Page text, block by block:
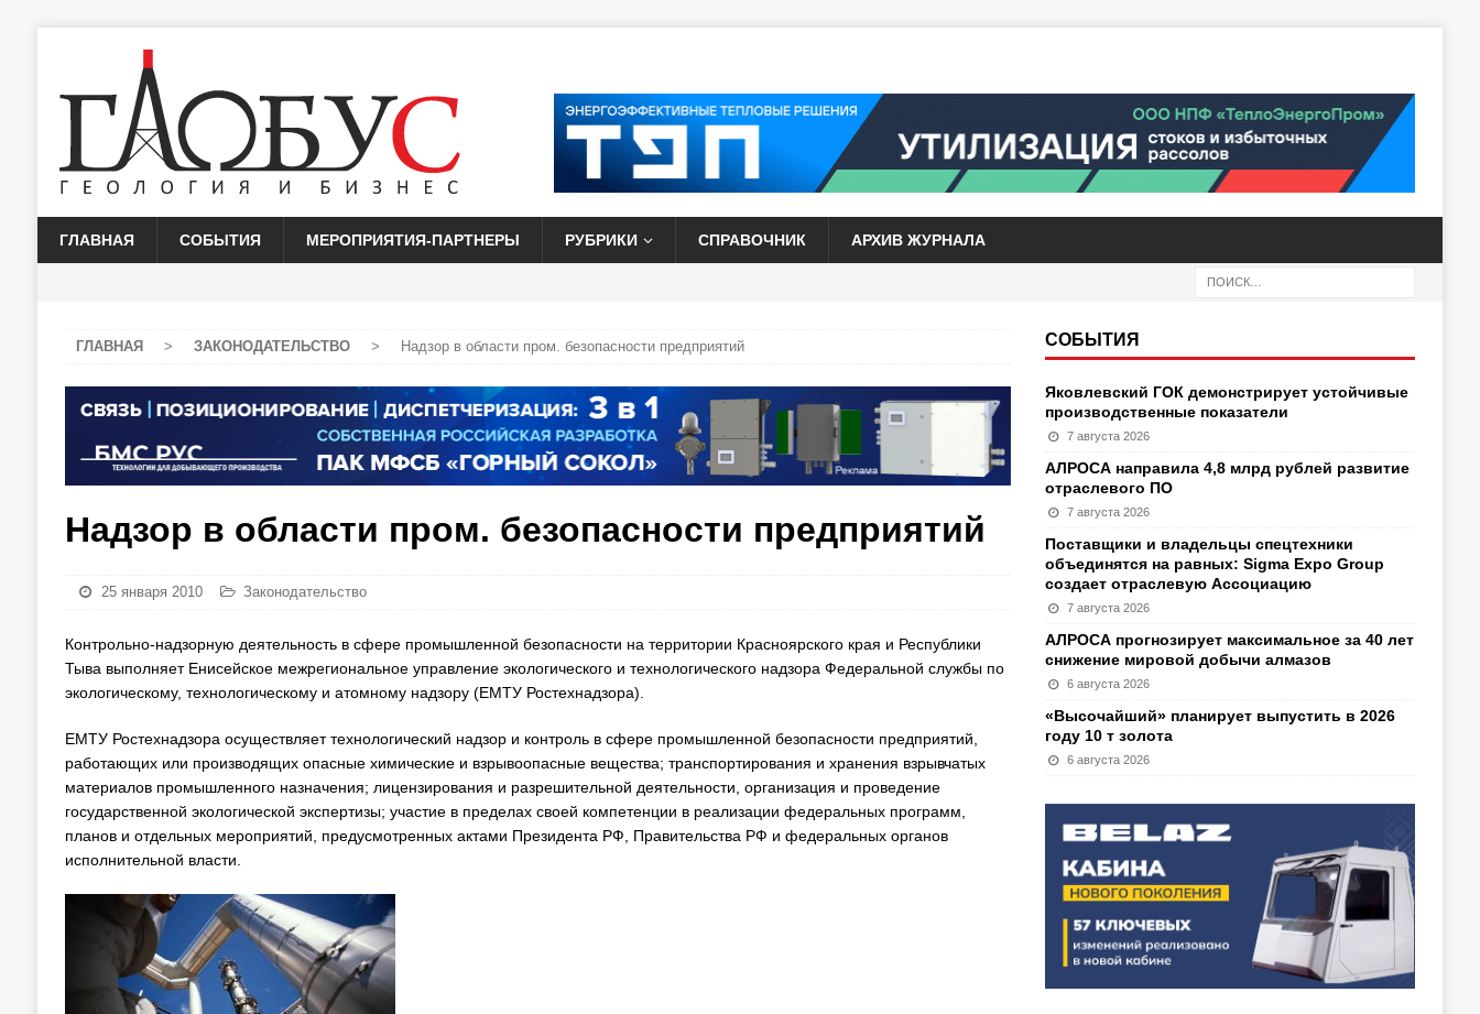
ГЛАВНАЯ СОБЫТИЯ МЕРОПРИЯТИЯ-ПАРТНЕРЫ РУБРИКИ СПРАВОЧНИК АРХИВ ЖУРНАЛА
ГЛАВНАЯ > ЗАКОНОДАТЕЛЬСТВО > Надзор в области пром. безопасности предприятий
Надзор в области пром. безопасности предприятий
25 января 2010 Законодательство
Контрольно-надзорную деятельность в сфере промышленной безопасности на территории Красноярского края и Республики
Тыва выполняет Енисейское межрегиональное управление экологического и технологического надзора Федеральной службы по
экологическому, технологическому и атомному надзору (ЕМТУ Ростехнадзора).
ЕМТУ Ростехнадзора осуществляет технологический надзор и контроль в сфере промышленной безопасности предприятий,
работающих или производящих опасные химические и взрывоопасные вещества; транспортирования и хранения взрывчатых
материалов промышленного назначения; лицензирования и разрешительной деятельности, организация и проведение
государственной экологической экспертизы; участие в пределах своей компетенции в реализации федеральных программ,
планов и отдельных мероприятий, предусмотренных актами Президента РФ, Правительства РФ и федеральных органов
исполнительной власти.
СОБЫТИЯ
Яковлевский ГОК демонстрирует устойчивые
производственные показатели
7 августа 2026
АЛРОСА направила 4,8 млрд рублей развитие
отраслевого ПО
7 августа 2026
Поставщики и владельцы спецтехники
объединятся на равных: Sigma Expo Group
создает отраслевую Ассоциацию
7 августа 2026
АЛРОСА прогнозирует максимальное за 40 лет
снижение мировой добычи алмазов
6 августа 2026
«Высочайший» планирует выпустить в 2026
году 10 т золота
6 августа 2026